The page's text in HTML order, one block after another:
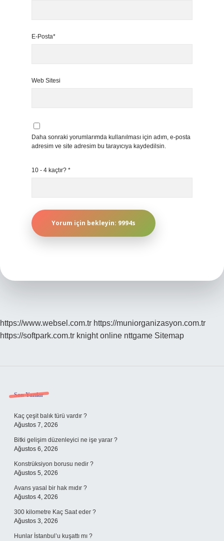
E-Posta*
Web Sitesi
Daha sonraki yorumlarımda kullanılması için adım, e-posta
adresim ve site adresim bu tarayıcıya kaydedilsin.
10 - 4 kaçtır? *
https://www.websel.com.tr https://muniorganizasyon.com.tr
https://softpark.com.tr knight online nttgame Sitemap
Sidebar
Son Yazılar
Kaç çeşit balık türü vardır ?
Ağustos 7, 2026
Bitki gelişim düzenleyici ne işe yarar ?
Ağustos 6, 2026
Konstrüksiyon borusu nedir ?
Ağustos 5, 2026
Avans yasal bir hak mıdır ?
Ağustos 4, 2026
300 kilometre Kaç Saat eder ?
Ağustos 3, 2026
Hunlar İstanbul’u kuşattı mı ?